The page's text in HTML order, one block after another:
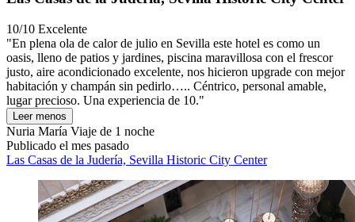
10/10 Excelente
"En plena ola de calor de julio en Sevilla este hotel es como un
oasis, lleno de patios y jardines, piscina maravillosa con el frescor
justo, aire acondicionado excelente, nos hicieron upgrade con mejor
habitación y champán sin pedirlo….. Céntrico, personal amable,
lugar precioso. Una experiencia de 10."
Leer menos
Nuria María Viaje de 1 noche
Publicado el mes pasado
Las Casas de la Judería, Sevilla Historic City Center